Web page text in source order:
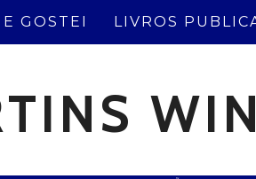
GOSTEI LIVROS